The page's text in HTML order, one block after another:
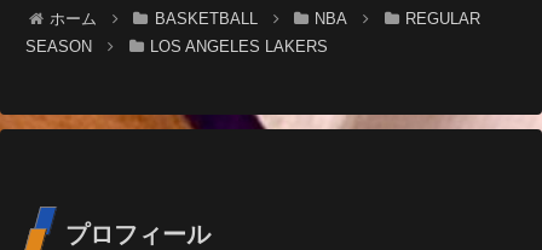
ホーム BASKETBALL NBA
REGULAR
SEASON
LOS ANGELES LAKERS
プロフィール